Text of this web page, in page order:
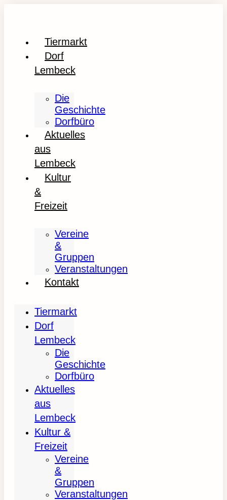
Tiermarkt
Dorf
Lembeck
Die
Geschichte
Dorfbüro
Aktuelles
aus
Lembeck
Kultur
&
Freizeit
Vereine
&
Gruppen
Veranstaltungen
Kontakt
Tiermarkt
Dorf
Lembeck
Die
Geschichte
Dorfbüro
Aktuelles
aus
Lembeck
Kultur &
Freizeit
Vereine
&
Gruppen
Veranstaltungen